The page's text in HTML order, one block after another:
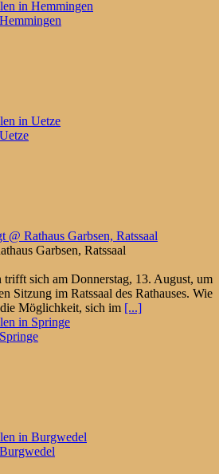
in Hemmingen
in Uetze
@ Rathaus Garbsen, Ratssaal
Garbsen, Ratssaal
trifft sich am Donnerstag, 13. August, um
Sitzung im Ratssaal des Rathauses. Wie
Möglichkeit, sich im [...]
in Springe
in Burgwedel